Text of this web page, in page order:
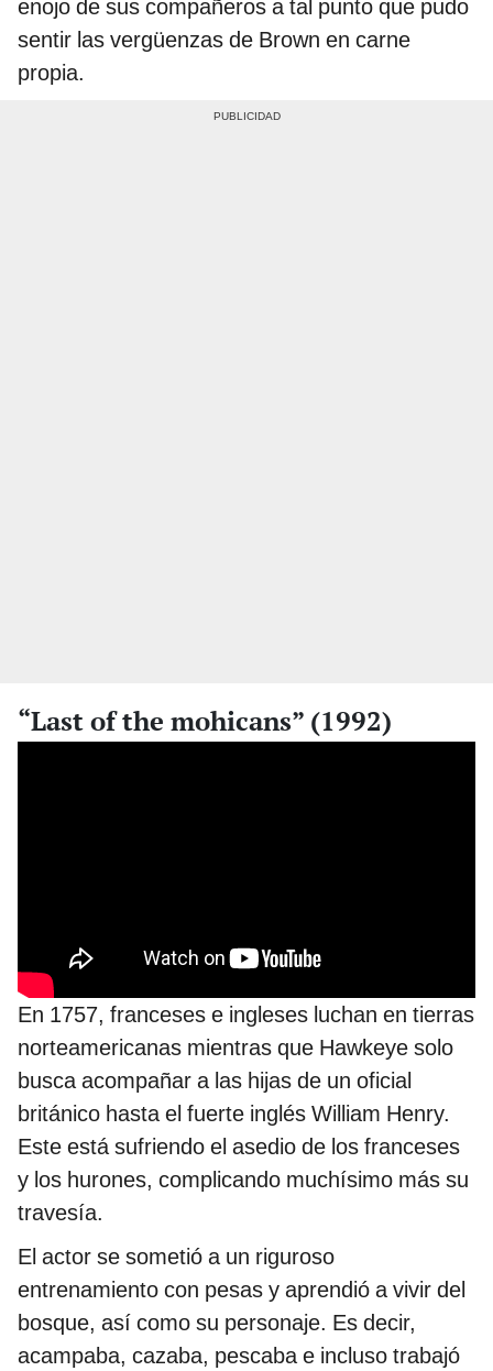
enojo de sus compañeros a tal punto que pudo
sentir las vergüenzas de Brown en carne
propia.
“Last of the mohicans” (1992)
En 1757, franceses e ingleses luchan en tierras
norteamericanas mientras que Hawkeye solo
busca acompañar a las hijas de un oficial
británico hasta el fuerte inglés William Henry.
Este está sufriendo el asedio de los franceses
y los hurones, complicando muchísimo más su
travesía.
El actor se sometió a un riguroso
entrenamiento con pesas y aprendió a vivir del
bosque, así como su personaje. Es decir,
acampaba, cazaba, pescaba e incluso trabajó